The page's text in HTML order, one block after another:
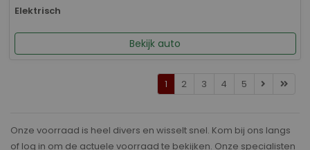
Elektrisch
Bekijk auto
1 2 3 4 5
Onze voorraad is heel divers en wisselt snel. Kom bij ons langs
of log in om de actuele voorraad te bekijken. Onze specialisten